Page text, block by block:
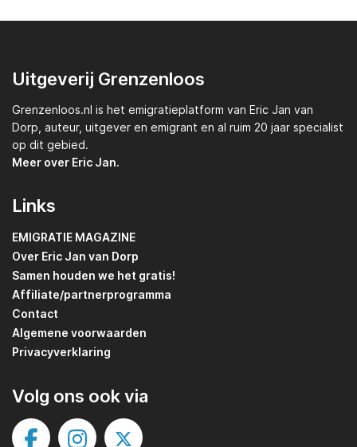
Uitgeverij Grenzenloos
Grenzenloos.nl is het emigratieplatform van Eric Jan van
Dorp, auteur, uitgever en emigrant en al ruim 20 jaar specialist
op dit gebied.
Meer over Eric Jan.
Links
EMIGRATIE MAGAZINE
Over Eric Jan van Dorp
Samen houden we het gratis!
Affiliate/partnerprogramma
Contact
Algemene voorwaarden
Privacyverklaring
Volg ons ook via